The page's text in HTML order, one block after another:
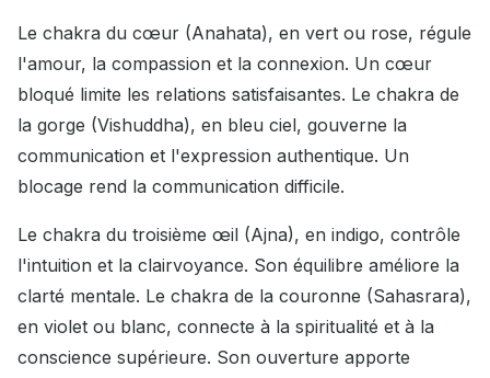
Le chakra du cœur (Anahata), en vert ou rose, régule
l'amour, la compassion et la connexion. Un cœur
bloqué limite les relations satisfaisantes. Le chakra de
la gorge (Vishuddha), en bleu ciel, gouverne la
communication et l'expression authentique. Un
blocage rend la communication difficile.
Le chakra du troisième œil (Ajna), en indigo, contrôle
l'intuition et la clairvoyance. Son équilibre améliore la
clarté mentale. Le chakra de la couronne (Sahasrara),
en violet ou blanc, connecte à la spiritualité et à la
conscience supérieure. Son ouverture apporte